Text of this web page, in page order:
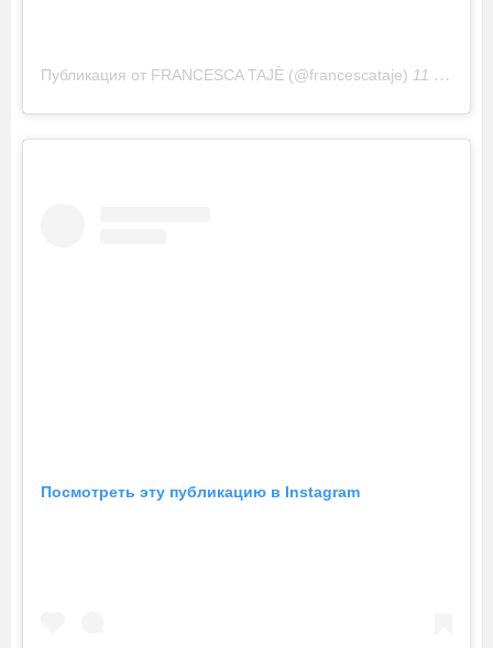
Публикация от FRANCESCA TAJÈ (@francescataje) 11 Мар 2019 в 11:09 PDT
Посмотреть эту публикацию в Instagram